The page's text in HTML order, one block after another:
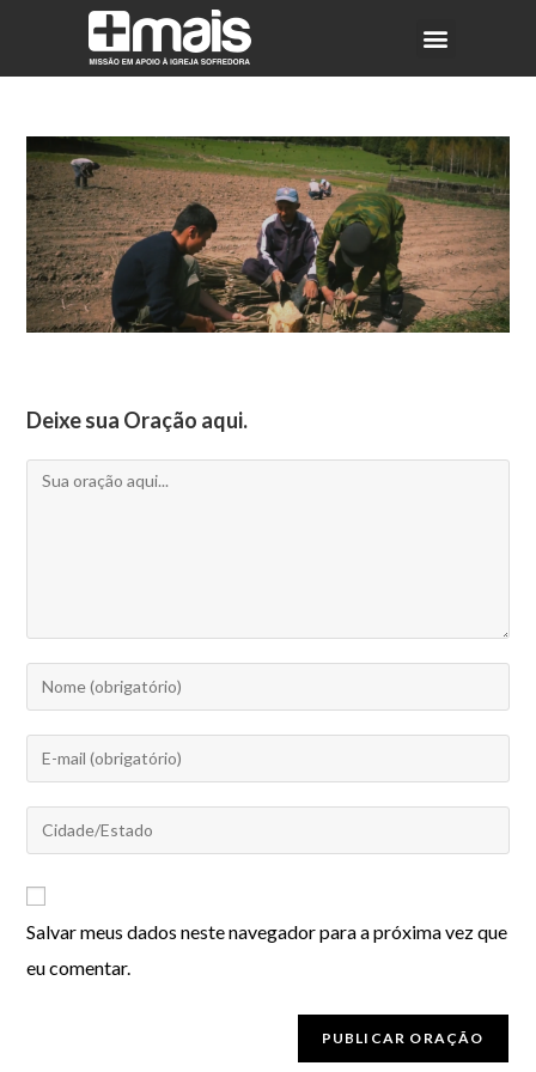
Deixe sua Oração aqui.
Salvar meus dados neste navegador para a próxima vez que
eu comentar.